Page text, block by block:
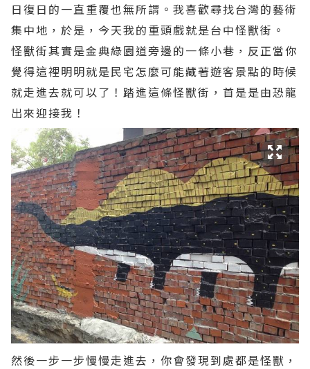
日復日的一直重覆也無所謂。我喜歡尋找台灣的藝術
集中地，於是，今天我的重頭戲就是台中怪獸街。
怪獸街其實是金典綠園道旁邊的一條小巷，反正當你
覺得這裡明明就是民宅怎麼可能藏著遊客景點的時候
就走進去就可以了！踏進這條怪獸街，首是是由恐龍
出來迎接我！
然後一步一步慢慢走進去，你會發現到處都是怪獸，